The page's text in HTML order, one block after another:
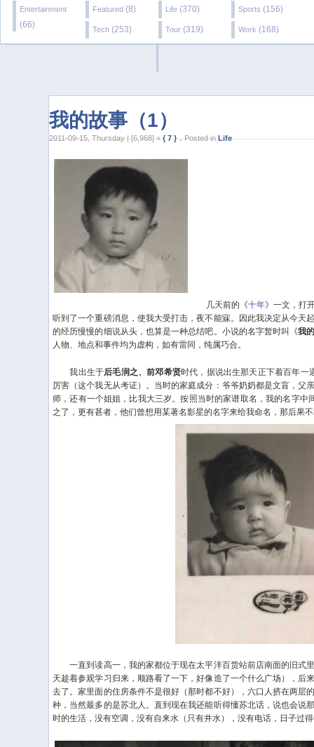
Entertainment
(66)
Featured (8) Life (370) Sports (156)
Tech (253) Tour (319) Work (168)
我的故事（1）
2011-09-15, Thursday | [6,968] ×{ 7 }，Posted inLife
几天前的《十年》一文，打
听到了一个重磅消息，使我大受打击，夜不能寐。因此我决定从今天
的经历慢慢的细说从头，也算是一种总结吧。小说的名字暂时叫《我
人物、地点和事件均为虚构，如有雷同，纯属巧合。
我出生于后毛润之、前邓希贤时代，据说出生那天正下着百年一
厉害（这个我无从考证）。当时的家庭成分：爷爷奶奶都是文盲，父
师，还有一个姐姐，比我大三岁。按照当时的家谱取名，我的名字中
之了，更有甚者，他们曾想用某著名影星的名字来给我命名，那后果
一直到读高一，我的家都位于现在太平洋百货站前店南面的旧式
天趁着参观学习归来，顺路看了一下，好像造了一个什么广场），后
去了。家里面的住房条件不是很好（那时都不好），六口人挤在两层
种，当然最多的是苏北人。直到现在我还能听得懂苏北话，说也会说
时的生活，没有空调，没有自来水（只有井水），没有电话，日子过